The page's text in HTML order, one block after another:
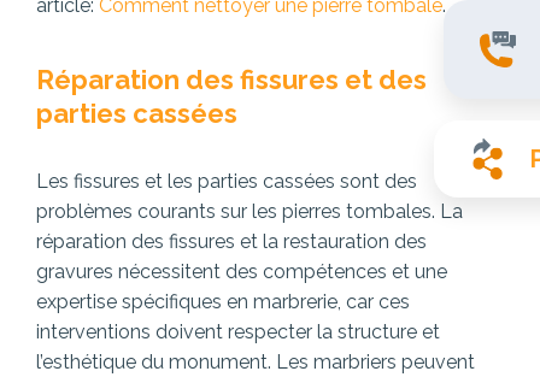
article: Comment nettoyer une pierre tombale.
Réparation des fissures et des
parties cassées
Les fissures et les parties cassées sont des
problèmes courants sur les pierres tombales. La
réparation des fissures et la restauration des
gravures nécessitent des compétences et une
expertise spécifiques en marbrerie, car ces
interventions doivent respecter la structure et
l’esthétique du monument. Les marbriers peuvent